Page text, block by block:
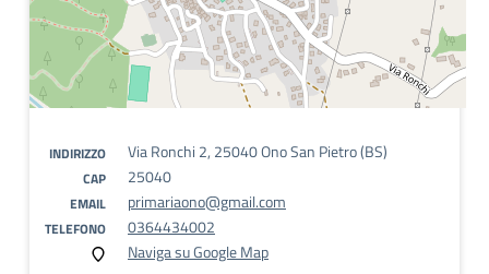
INDIRIZZO Via Ronchi 2, 25040 Ono San Pietro (BS)
CAP 25040
EMAIL primariaono@gmail.com
TELEFONO
0364434002
Naviga su Google Map